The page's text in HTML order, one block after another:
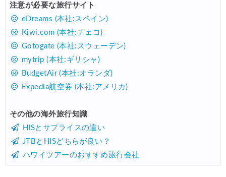
07/25 楽天トラベル) 海外ツアー 最大30,000円OFFクーポン
07/25 Trip.com) 海外航空券(アジア) 6,900円~
07/24 HIS) アイスランドツアー 最大30,000円OFFクーポン
07/23 Trip.com) 海外航空券 最大2,500円OFFクーポン
07/23 Trip.com) 航空券＋ホテル 最大5,000円OFFクーポン
07/22 JTB) 海外ツアー(20代) 最大28,000円OFFクーポン
JTB) 海外ツアー(10代) 最大28,000円OFFクーポン
注意が必要な旅行サイト
eDreams (本社:スペイン)
Kiwi.com (本社:チェコ)
Gotogate (本社:スウェーデン)
mytrip (本社:ギリシャ)
BudgetAir (本社:オランダ)
Expedia航空券 (本社:アメリカ)
その他の海外旅行知識
HISとサプライスの違い
JTBとHISどちらが良い？
ハワイツアーのおすすめ旅行会社